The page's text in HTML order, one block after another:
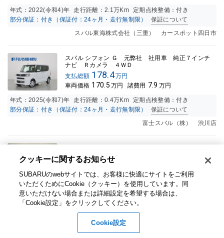
年式：2022(令和4)年 走行距離：2.1万Km
定期点検整備：付き
部分保証：付き（保証付：24ヶ月・走行無制限）
保証について
スバル東海株式会社（三重） カースポット四日市
スバル シフォン Ｇ 元弊社 社用車 純正７インチ
ナビ Ｒカメラ ４ＷＤ
支払総額 178.4万円
車両価格 170.5 万円 諸費用 7.9 万円
年式：2025(令和7)年 走行距離：0.4万Km
定期点検整備：付き
部分保証：付き（保証付：24ヶ月・走行無制限）
保証について
富士スバル（株） 渋川店
支払総額 160.2
車両価格 154万円 諸費用 6.2万円
年式： 2024(令和6)年 走行距離：1.0万K m
定期点検整備：付き
部分保証：付き（保証付：24ヶ月・走行無制限）
スバル中四国株式会社（岡山） カースポット久米
クッキーに関するお知らせ​
SUBARUのwebサイトでは、お客様に快適にサイトをご利用
いただくためにCookie（クッキー）を使用しています。​ 同
意いただけない場合または詳細設定を希望する場合は、
「Cookie設定」をクリックしてください。​
Cookie設定